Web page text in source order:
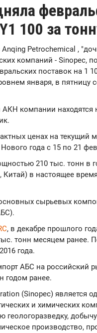
100 за
Anqing Petrochemical ,
компаний - Sinopec,
поставок на 1
января, в пятницу
компании находятся
ценах на текущий
года с 15 по 21
210 тыс. тонн в
в настоящее время
сырьевых
, в декабре прошлого
тонн месяцем ранее.
года.
АБС на российский
годом ранее.
(Sinopec) является
и химических
геологоразведку,
производство,